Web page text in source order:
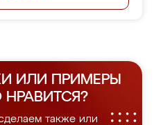
ИЛИ ПРИМЕРЫ
НРАВИТСЯ?
также или